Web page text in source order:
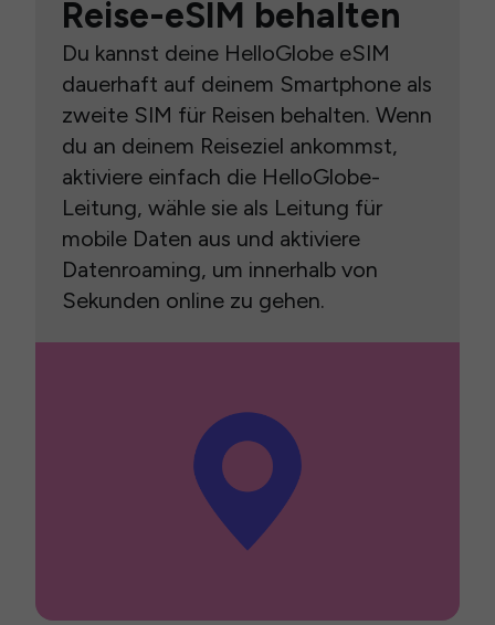
Reise-eSIM behalten
Du kannst deine HelloGlobe eSIM
dauerhaft auf deinem Smartphone als
zweite SIM für Reisen behalten. Wenn
du an deinem Reiseziel ankommst,
aktiviere einfach die HelloGlobe-
Leitung, wähle sie als Leitung für
mobile Daten aus und aktiviere
Datenroaming, um innerhalb von
Sekunden online zu gehen.